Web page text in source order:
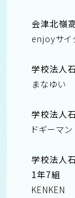
会津北嶺
enjoyサイ
学校法人
まなゆい
学校法人
ドギーマン
学校法人
1年7組
KENKEN